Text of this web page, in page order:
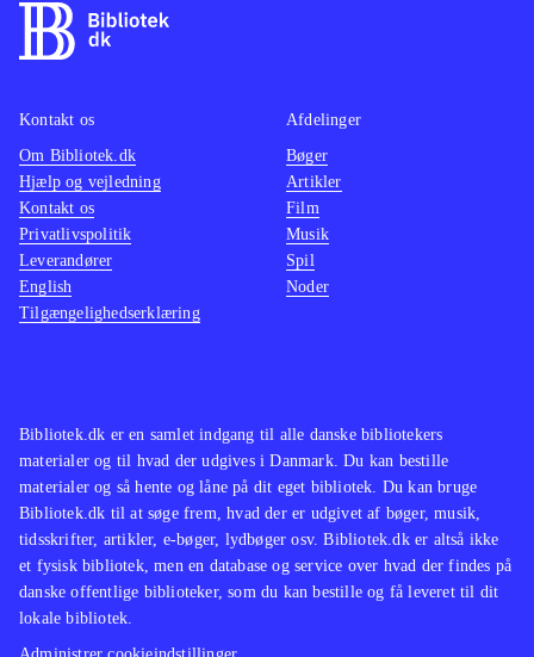
Bibliotek.dk er en samlet indgang til alle danske bibliotekers
materialer og til hvad der udgives i Danmark. Du kan bestille
materialer og så hente og låne på dit eget bibliotek. Du kan bruge
Bibliotek.dk til at søge frem, hvad der er udgivet af bøger, musik,
tidsskrifter, artikler, e-bøger, lydbøger osv. Bibliotek.dk er altså ikke
et fysisk bibliotek, men en database og service over hvad der findes på
danske offentlige biblioteker, som du kan bestille og få leveret til dit
lokale bibliotek.
Kontakt os
Om Bibliotek.dk
Hjælp og vejledning
Kontakt os
Privatlivspolitik
Leverandører
English
Tilgængelighedserklæring
Afdelinger
Bøger
Artikler
Film
Musik
Spil
Noder